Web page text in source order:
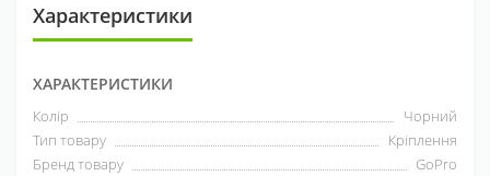
Характеристики
ХАРАКТЕРИСТИКИ
Колір
Чорний
Тип товару
Кріплення
Бренд товару
GoPro